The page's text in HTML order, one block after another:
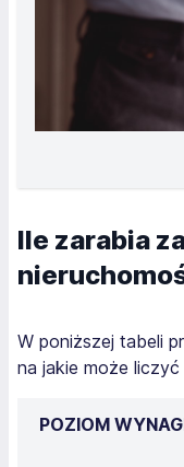
Ile zarabia
W poniższej tabeli
na jakie może
POZIOM